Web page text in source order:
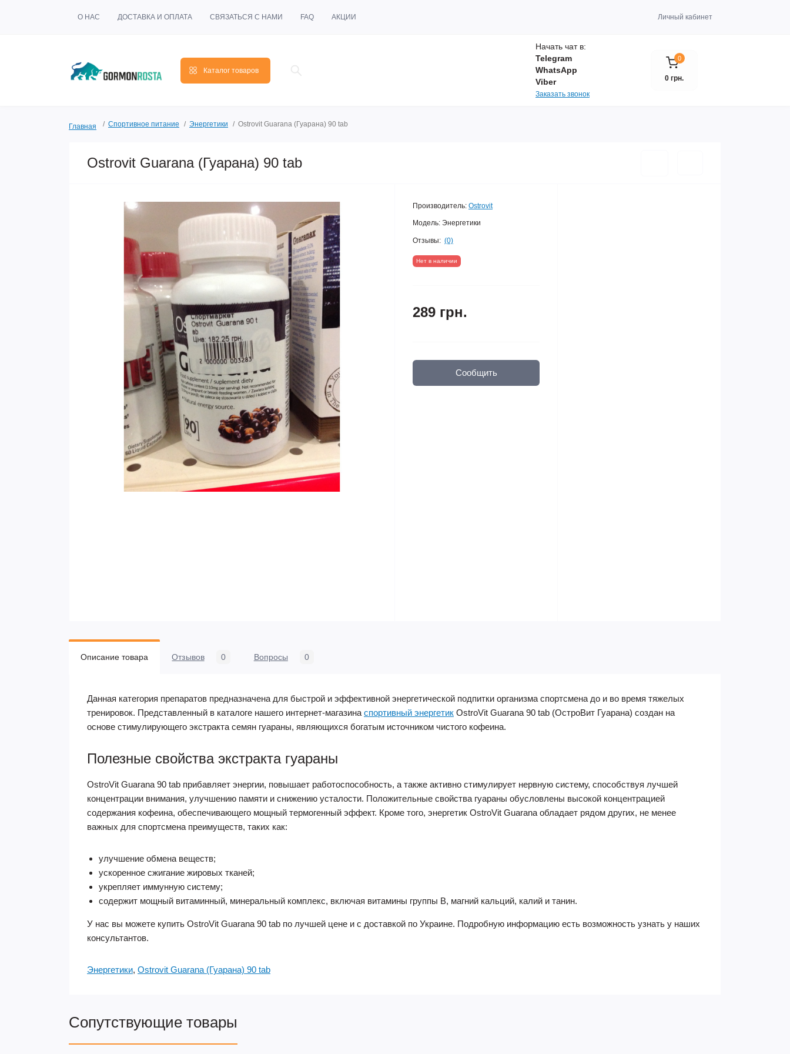
О НАС ДОСТАВКА И ОПЛАТА СВЯЗАТЬСЯ С НАМИ FAQ АКЦИИ Личный кабинет
Каталог товаров
Начать чат в:
Telegram
WhatsApp
Viber
Заказать звонок
0
0 грн.
Главная Спортивное питание Энергетики Ostrovit Guarana (Гуарана) 90 tab
Ostrovit Guarana (Гуарана) 90 tab
Производитель: Ostrovit
Модель: Энергетики
Отзывы: (0)
Нет в наличии
289 грн.
Сообщить
Описание товара Отзывов 0 Вопросы 0
Данная категория препаратов предназначена для быстрой и эффективной энергетической подпитки организма спортсмена до и во время тяжелых
тренировок. Представленный в каталоге нашего интернет-магазина спортивный энергетик OstroVit Guarana 90 tab (ОстроВит Гуарана) создан на
основе стимулирующего экстракта семян гуараны, являющихся богатым источником чистого кофеина.
Полезные свойства экстракта гуараны
OstroVit Guarana 90 tab прибавляет энергии, повышает работоспособность, а также активно стимулирует нервную систему, способствуя лучшей
концентрации внимания, улучшению памяти и снижению усталости. Положительные свойства гуараны обусловлены высокой концентрацией
содержания кофеина, обеспечивающего мощный термогенный эффект. Кроме того, энергетик OstroVit Guarana обладает рядом других, не менее
важных для спортсмена преимуществ, таких как:
улучшение обмена веществ;
ускоренное сжигание жировых тканей;
укрепляет иммунную систему;
содержит мощный витаминный, минеральный комплекс, включая витамины группы В, магний кальций, калий и танин.
У нас вы можете купить OstroVit Guarana 90 tab по лучшей цене и с доставкой по Украине. Подробную информацию есть возможность узнать у наших
консультантов.
Энергетики, Ostrovit Guarana (Гуарана) 90 tab
Сопутствующие товары